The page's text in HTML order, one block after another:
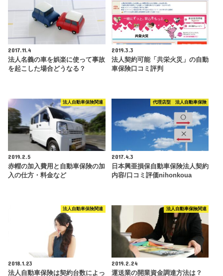
2017.11.4
法人名義の車を娯楽に使って事故
を起こした場合どうなる？
2019.3.3
法人契約可能「共栄火災」の自動
車保険口コミ評判
法人自動車保険関連
2019.2.5
赤帽の加入費用と自動車保険の加
入の仕方・料金など
代理店型 法人自動車保険
2017.4.3
日本興亜損保自動車保険法人契約
内容/口コミ評価nihonkoua
法人自動車保険関連
2018.1.23
法人自動車保険は契約台数によっ
法人自動車保険関連
2019.2.24
運送業の開業資金調達方法は？